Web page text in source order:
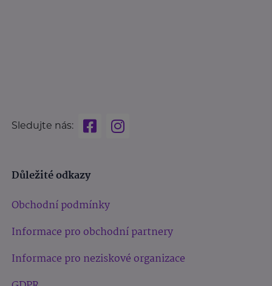
Sledujte nás:
Důležité odkazy
Obchodní podmínky
Informace pro obchodní partnery
Informace pro neziskové organizace